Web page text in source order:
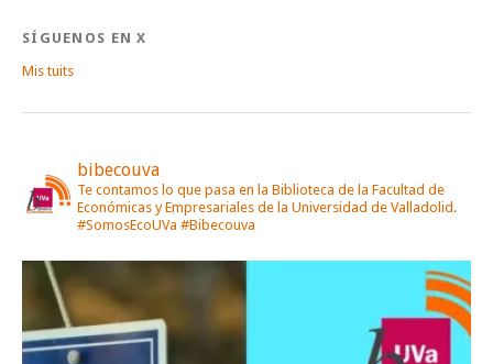
SÍGUENOS EN X
Mis tuits
bibecouva
Te contamos lo que pasa en la Biblioteca de la Facultad de
Económicas y Empresariales de la Universidad de Valladolid.
#SomosEcoUVa #Bibecouva